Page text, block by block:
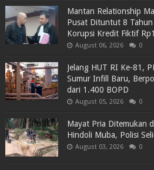
Mantan Relationship
Pusat Dituntut 8 Tahun
Korupsi Kredit Fiktif
August 06, 2026 0
Jelang HUT RI Ke-81,
Sumur Infill Baru,
dari 1.400 BOPD
August 05, 2026 0
Mayat Pria Ditemukan
Hindoli Muba, Polisi
August 03, 2026 0